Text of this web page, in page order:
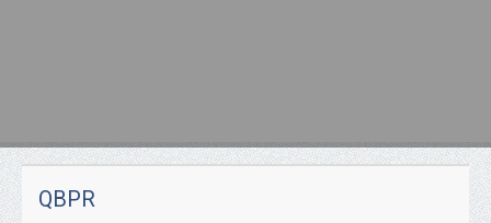
QBPR